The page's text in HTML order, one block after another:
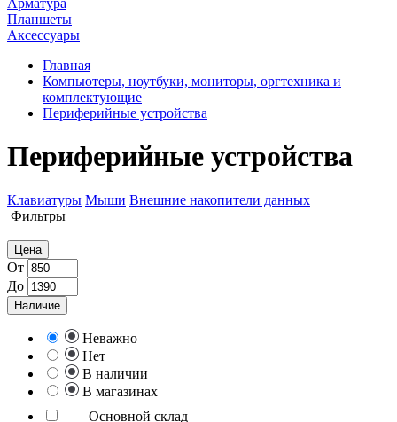
Арматура
Планшеты
Аксессуары
Главная
Компьютеры, ноутбуки, мониторы, оргтехника и
комплектующие
Периферийные устройства
Периферийные устройства
Клавиатуры Мыши Внешние накопители данных
Фильтры
Цена
От
До
Наличие
Неважно
Нет
В наличии
В магазинах
Основной склад